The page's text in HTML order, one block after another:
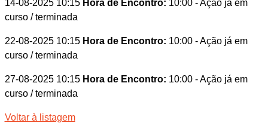
14-08-2025 10:15 Hora de Encontro: 10:00 - Ação já em
curso / terminada
22-08-2025 10:15 Hora de Encontro: 10:00 - Ação já em
curso / terminada
27-08-2025 10:15 Hora de Encontro: 10:00 - Ação já em
curso / terminada
Voltar à listagem